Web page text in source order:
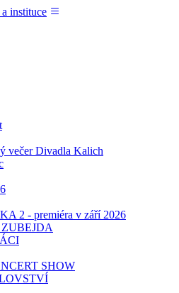
večer Divadla Kalich
2 - premiéra v září 2026
SHOW